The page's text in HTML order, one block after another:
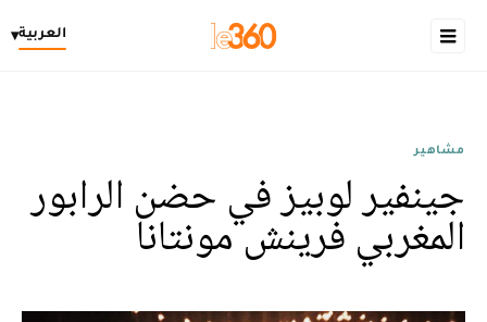
العربية▾
مشاهير
جينفير لوبيز في حضن الرابور
المغربي فرينش مونتانا